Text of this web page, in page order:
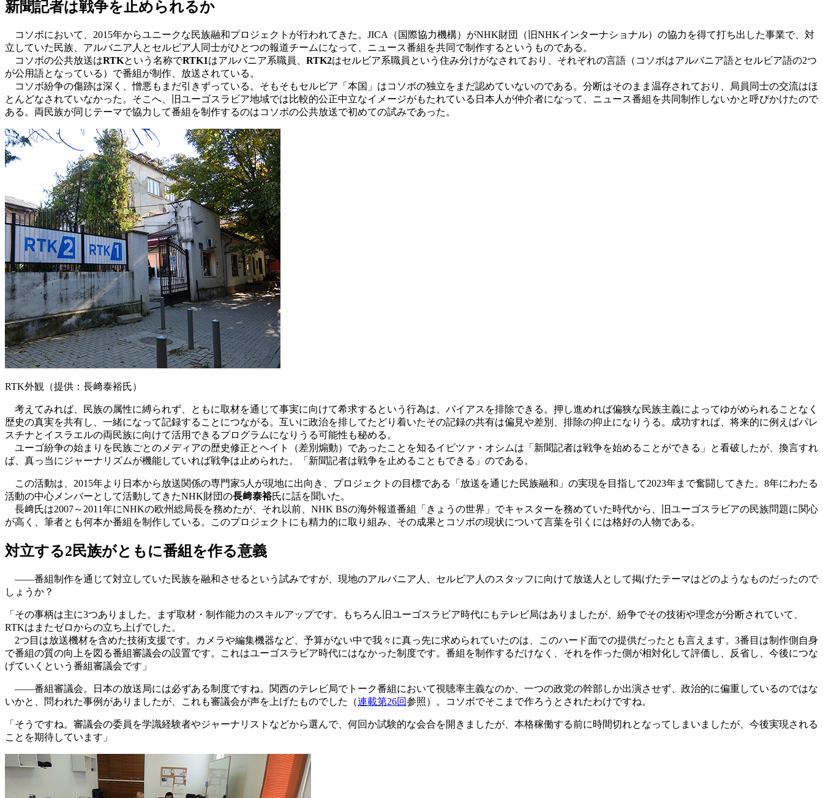
新聞記者は戦争を止められるか
コソボにおいて、2015年からユニークな民族融和プロジェクトが行われてきた。JICA（国際協力機構）がNHK財団（旧NHKインターナショナル）の協力を得て打ち出した事業で、対
立していた民族、アルバニア人とセルビア人同士がひとつの報道チームになって、ニュース番組を共同で制作するというものである。
コソボの公共放送はRTKという名称でRTK1はアルバニア系職員、 RTK2はセルビア系職員という住み分けがなされており、それぞれの言語（コソボはアルバニア語とセルビア語の2つ
が公用語となっている）で番組が制作、放送されている。
コソボ紛争の傷跡は深く、憎悪もまだ引きずっている。そもそもセルビア「本国」はコソボの独立をまだ認めていないのである。分断はそのまま温存されており、局員同士の交流はほ
とんどなされていなかった。そこへ、旧ユーゴスラビア地域では比較的公正中立なイメージがもたれている日本人が仲介者になって、ニュース番組を共同制作しないかと呼びかけたので
ある。両民族が同じテーマで協力して番組を制作するのはコソボの公共放送で初めての試みであった。
RTK外観（提供：長﨑泰裕氏）
考えてみれば、民族の属性に縛られず、ともに取材を通じて事実に向けて希求するという行為は、バイアスを排除できる。押し進めれば偏狭な民族主義によってゆがめられることなく
歴史の真実を共有し、一緒になって記録することにつながる。互いに政治を排してたどり着いたその記録の共有は偏見や差別、排除の抑止になりうる。成功すれば、将来的に例えばパレ
スチナとイスラエルの両民族に向けて活用できるプログラムになりうる可能性も秘める。
ユーゴ紛争の始まりを民族ごとのメディアの歴史修正とヘイト（差別煽動）であったことを知るイビツァ・オシムは「新聞記者は戦争を始めることができる」と看破したが、換言すれ
ば、真っ当にジャーナリズムが機能していれば戦争は止められた。「新聞記者は戦争を止めることもできる」のである。
この活動は、2015年より日本から放送関係の専門家5人が現地に出向き、プロジェクトの目標である「放送を通じた民族融和」の実現を目指して2023年まで奮闘してきた。8年にわたる
活動の中心メンバーとして活動してきたNHK財団の長﨑泰裕氏に話を聞いた。
長﨑氏は2007～2011年にNHKの欧州総局長を務めたが、それ以前、NHK BSの海外報道番組「きょうの世界」でキャスターを務めていた時代から、旧ユーゴスラビアの民族問題に関心
が高く、筆者とも何本か番組を制作している。このプロジェクトにも精力的に取り組み、その成果とコソボの現状について言葉を引くには格好の人物である。
対立する2民族がともに番組を作る意義
――番組制作を通じて対立していた民族を融和させるという試みですが、現地のアルバニア人、セルビア人のスタッフに向けて放送人として掲げたテーマはどのようなものだったので
しょうか？
「その事柄は主に3つありました。まず取材・制作能力のスキルアップです。もちろん旧ユーゴスラビア時代にもテレビ局はありましたが、紛争でその技術や理念が分断されていて、
RTKはまたゼロからの立ち上げでした。
2つ目は放送機材を含めた技術支援です。カメラや編集機器など、予算がない中で我々に真っ先に求められていたのは、このハード面での提供だったとも言えます。3番目は制作側自身
で番組の質の向上を図る番組審議会の設置です。これはユーゴスラビア時代にはなかった制度です。番組を制作するだけなく、それを作った側が相対化して評価し、反省し、今後につな
げていくという番組審議会です」
――番組審議会。日本の放送局には必ずある制度ですね。関西のテレビ局でトーク番組において視聴率主義なのか、一つの政党の幹部しか出演させず、政治的に偏重しているのではな
いかと、問われた事例がありましたが、これも審議会が声を上げたものでした（連載第26回参照）。コソボでそこまで作ろうとされたわけですね。
「そうですね。審議会の委員を学識経験者やジャーナリストなどから選んで、何回か試験的な会合を開きましたが、本格稼働する前に時間切れとなってしまいましたが、今後実現される
ことを期待しています」